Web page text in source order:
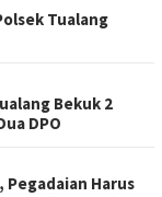
Tualang
Bekuk 2
DPO
Pegadaian Harus